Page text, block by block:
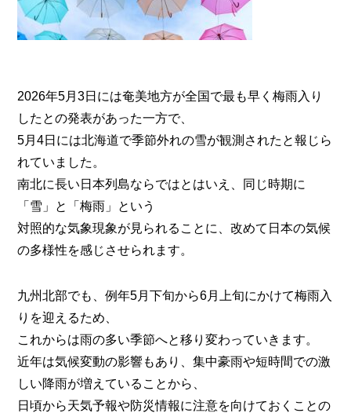
2026年5月3日には奄美地方が全国で最も早く梅雨入り
したとの発表があった一方で、
5月4日には北海道で季節外れの雪が観測されたと報じら
れていました。
南北に長い日本列島ならではとはいえ、同じ時期に
「雪」と「梅雨」という
対照的な気象現象が見られることに、改めて日本の気候
の多様性を感じさせられます。
九州北部でも、例年5月下旬から6月上旬にかけて梅雨入
りを迎えるため、
これからは雨の多い季節へと移り変わっていきます。
近年は気候変動の影響もあり、集中豪雨や短時間での激
しい降雨が増えていることから、
日頃から天気予報や防災情報に注意を向けておくことの